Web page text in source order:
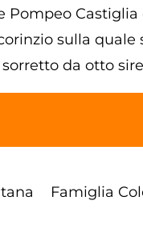
Pompeo
sulla
da otto
Famiglia